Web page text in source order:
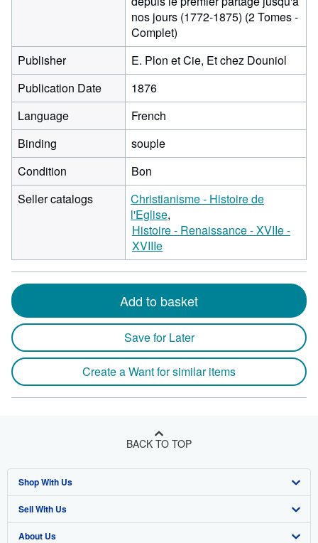
nos jours (1772-1875) (2 Tomes -
Complet)
Publisher
E. Plon et Cie, Et chez Douniol
Publication Date
1876
Language
French
Binding
souple
Condition
Bon
Seller catalogs
Christianisme - Histoire de
l'Eglise
Histoire - Renaissance - XVIIe -
XVIIIe
Add to basket
Save for Later
Create a Want for similar items
BACK TO TOP
Shop With Us
Advanced Search
Browse Collections
Sell With Us
Start Selling
About Us